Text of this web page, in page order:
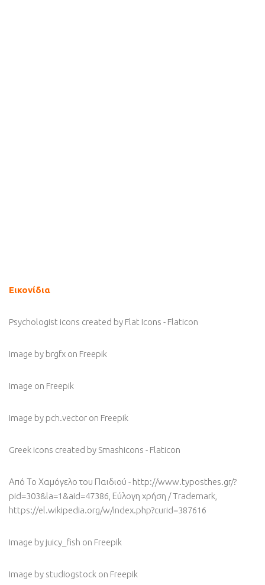
Εικονίδια
Psychologist icons created by Flat Icons - Flaticon
Image by brgfx on Freepik
Image on Freepik
Image by pch.vector on Freepik
Greek icons created by Smashicons - Flaticon
Από Το Χαμόγελο του Παιδιού - http://www.typosthes.gr/?
pid=303&la=1&aid=47386, Εύλογη χρήση / Trademark,
https://el.wikipedia.org/w/index.php?curid=387616
Image by juicy_fish on Freepik
Image by studiogstock on Freepik